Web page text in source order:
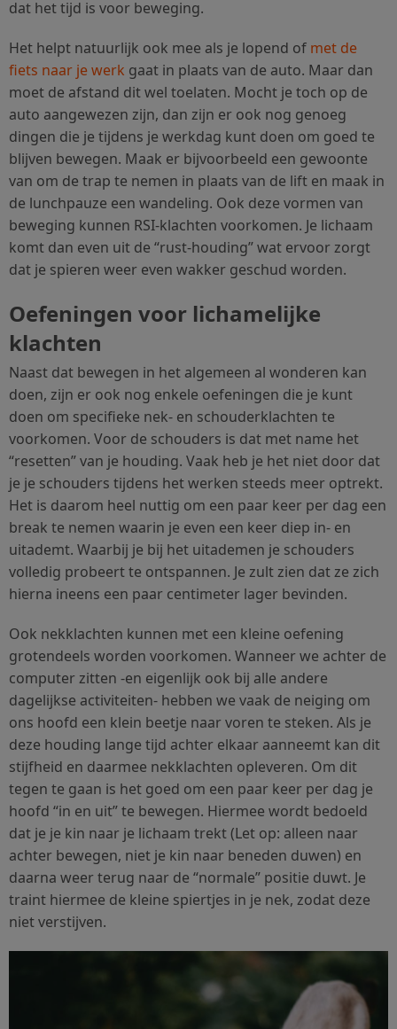
dat het tijd is voor beweging.
Het helpt natuurlijk ook mee als je lopend of met de
fiets naar je werk gaat in plaats van de auto. Maar dan
moet de afstand dit wel toelaten. Mocht je toch op de
auto aangewezen zijn, dan zijn er ook nog genoeg
dingen die je tijdens je werkdag kunt doen om goed te
blijven bewegen. Maak er bijvoorbeeld een gewoonte
van om de trap te nemen in plaats van de lift en maak in
de lunchpauze een wandeling. Ook deze vormen van
beweging kunnen RSI-klachten voorkomen. Je lichaam
komt dan even uit de “rust-houding” wat ervoor zorgt
dat je spieren weer even wakker geschud worden.
Oefeningen voor lichamelijke
klachten
Naast dat bewegen in het algemeen al wonderen kan
doen, zijn er ook nog enkele oefeningen die je kunt
doen om specifieke nek- en schouderklachten te
voorkomen. Voor de schouders is dat met name het
“resetten” van je houding. Vaak heb je het niet door dat
je je schouders tijdens het werken steeds meer optrekt.
Het is daarom heel nuttig om een paar keer per dag een
break te nemen waarin je even een keer diep in- en
uitademt. Waarbij je bij het uitademen je schouders
volledig probeert te ontspannen. Je zult zien dat ze zich
hierna ineens een paar centimeter lager bevinden.
Ook nekklachten kunnen met een kleine oefening
grotendeels worden voorkomen. Wanneer we achter de
computer zitten -en eigenlijk ook bij alle andere
dagelijkse activiteiten- hebben we vaak de neiging om
ons hoofd een klein beetje naar voren te steken. Als je
deze houding lange tijd achter elkaar aanneemt kan dit
stijfheid en daarmee nekklachten opleveren. Om dit
tegen te gaan is het goed om een paar keer per dag je
hoofd “in en uit” te bewegen. Hiermee wordt bedoeld
dat je je kin naar je lichaam trekt (Let op: alleen naar
achter bewegen, niet je kin naar beneden duwen) en
daarna weer terug naar de “normale” positie duwt. Je
traint hiermee de kleine spiertjes in je nek, zodat deze
niet verstijven.